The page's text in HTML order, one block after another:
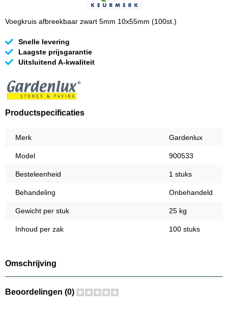
Voegkruis afbreekbaar zwart 5mm 10x55mm (100st.)
Snelle levering
Laagste prijsgarantie
Uitsluitend A-kwaliteit
Productspecificaties
Merk Gardenlux
Model 900533
Besteleenheid 1 stuks
Behandeling Onbehandeld
Gewicht per stuk 25 kg
Inhoud per zak 100 stuks
Omschrijving
Beoordelingen (0)